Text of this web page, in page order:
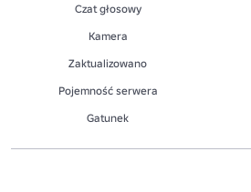
Czat głosowy
Kamera
Zaktualizowano
Pojemność serwera
Gatunek